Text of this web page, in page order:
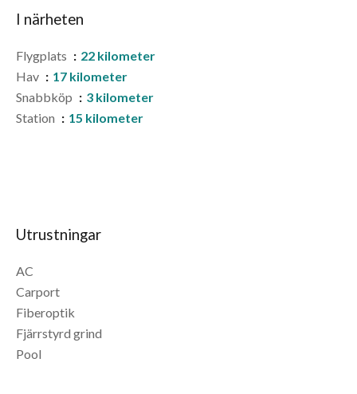
I närheten
Flygplats
22 kilometer
Hav
17 kilometer
Snabbköp
3 kilometer
Station
15 kilometer
Utrustningar
AC
Carport
Fiberoptik
Fjärrstyrd grind
Pool